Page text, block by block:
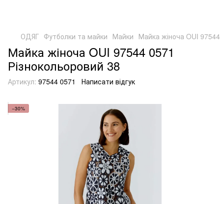
ОДЯГ Футболки та майки Майки Майка жіноча OUI
Майка жіноча OUI 97544 0571
Різнокольоровий 38
Артикул: 97544 0571 Написати відгук
−30%